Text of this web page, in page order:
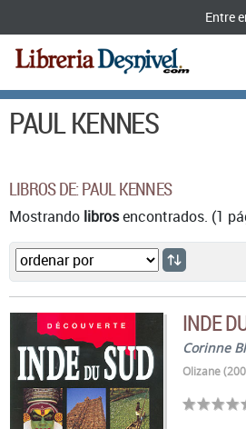
Entre
PAUL KENNES
LIBROS DE: PAUL KENNES
Mostrando librosencontrados. (1
INDE
Corinne
Olizane